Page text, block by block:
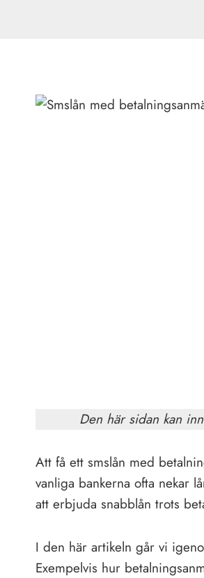
Den här sidan kan
Att få ett smslån med
vanliga bankerna ofta nekar
att erbjuda snabblån trots
I den här artikeln går vi
Exempelvis hur